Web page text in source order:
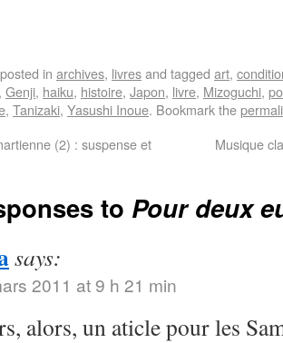
in archives, livresand tagged art,
, Genji, haiku, histoire, Japon, livre, Mizoguchi,
, Tanizaki, Yasushi Inoue. Bookmark the
(2) : suspense et
Musique
to Pour deux
says:
2011 at 9 h 21 min
alors, un aticle pour les